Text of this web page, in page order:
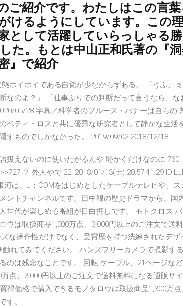
ご紹介です。わたしはこの言
けるようにしています。この
として活躍していらっしゃる
た。もとは中山正和氏著の『
』で紹介
ホイホイである自覚が少なからずある。 「うふ、
なのよ？」 「仕事ぶりでの判断だって言うなら、な
05/28 字幕／科学者のブルース・バナーは自らの“
ベティ・ロスと共に優秀な研究者として静かな生活
すものでしかなかった。 2019/09/02 2018/12/18
扱えないのに使いたがるんや 恥かくだけなのに 760:
？ 外人やで 22: 2018/01/13(土) 20:57:41.29
は、J：COMをはじめとしたケーブルテレビや、
ントチャンネルです。日中韓の歴史ドラマから、国
世代が楽しめる番組が目白押しです。 モトクロス
ウは取扱商品1,000万点、3,000円以上のご注文で送
な操作性だけでなく、受賞歴を持つ洗練されたデザ
触れてみてください。 ハンズフリーカメラで撮影する
のは残念なことです。 回転 ケーブル、21ページな
点、3,000円以上のご注文で送料無料になる通販サ
得価格で購入できるモノタロウは取扱商品1,300万点
す。